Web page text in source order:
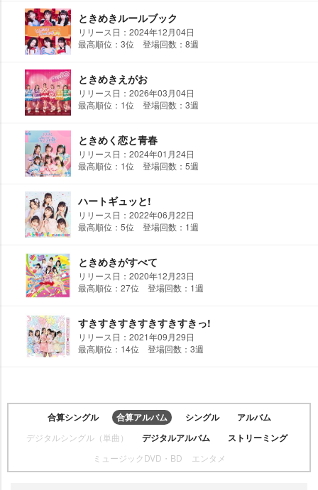
ときめきルールブック
リリース日：2024年12月04日
最高順位：3位 登場回数：8週
ときめきえがお
リリース日：2026年03月04日
最高順位：1位 登場回数：3週
ときめく恋と青春
リリース日：2024年01月24日
最高順位：1位 登場回数：5週
ハートギュッと!
リリース日：2022年06月22日
最高順位：5位 登場回数：1週
ときめきがすべて
リリース日：2020年12月23日
最高順位：27位 登場回数：1週
すきすきすきすきすきすきっ!
リリース日：2021年09月29日
最高順位：14位 登場回数：3週
合算シングル 合算アルバム シングル アルバム
デジタルシングル（単曲） デジタルアルバム ストリーミング
ミュージックDVD・BD エンタメ